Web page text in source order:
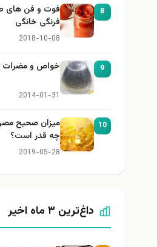
8
فوت و فن های
فرنگی خانگی
2018-10-08
9 خواص و مضرات
2014-01-31
10
چه قدر است؟
2019-05-28
داغ‌ترین ۳ ماه اخیر